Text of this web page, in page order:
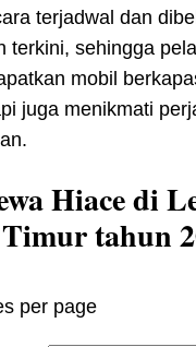
terjadwal dan
terkini, sehingga
mobil
juga menikmati
Hiace di
tahun
per page